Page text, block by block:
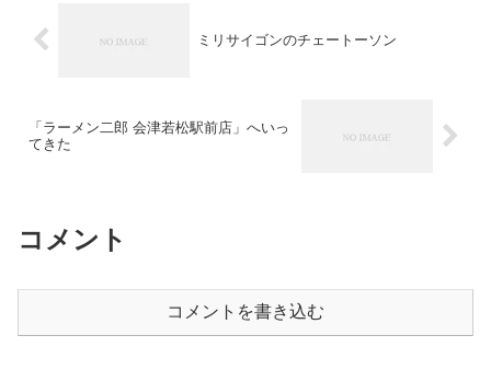
ミリサイゴンのチェートーソン
「ラーメン二郎 会津若松駅前店」へいっ
てきた
コメント
コメントを書き込む